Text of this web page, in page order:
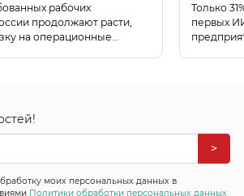
рабочих
продолжают расти,
на операционные
Только
первых
>
моих персональных данных в
Политики обработки персональных данных